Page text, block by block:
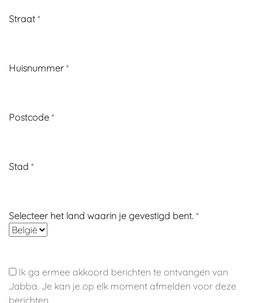
Straat *
Huisnummer *
Postcode *
Stad *
Selecteer het land waarin je gevestigd bent. *
Ik ga ermee akkoord berichten te ontvangen van
Jabba. Je kan je op elk moment afmelden voor deze
berichten.